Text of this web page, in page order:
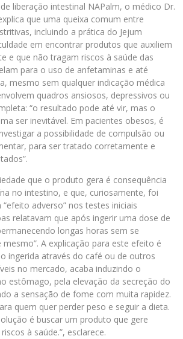
liberação intestinal NAPalm, o médico Dr.
que uma queixa comum entre
incluindo a prática do Jejum
em encontrar produtos que auxiliem
e que não tragam riscos à saúde das
para o uso de anfetaminas e até
mesmo sem qualquer indicação médica
quadros ansiosos, depressivos ou
“o resultado pode até vir, mas o
ser inevitável. Em pacientes obesos, é
a possibilidade de compulsão ou
para ser tratado corretamente e
que o produto gera é consequência
no intestino, e que, curiosamente, foi
adverso” nos testes iniciais
relatavam que após ingerir uma dose de
longas horas sem se
A explicação para este efeito é
ingerida através do café ou de outros
no mercado, acaba induzindo o
estômago, pela elevação da secreção do
a sensação de fome com muita rapidez.
quem quer perder peso e seguir a dieta.
é buscar um produto que gere
à saúde.”, esclarece.